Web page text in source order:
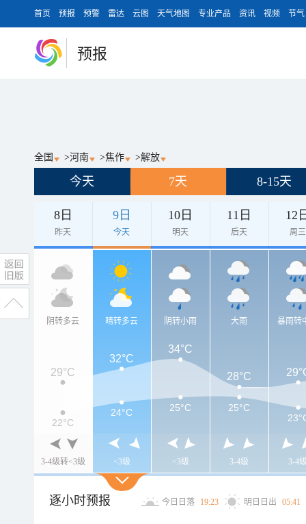
首页 预报 预警 雷达 云图 天气地图 专业产品 资讯 视频 节气
预报
全国 >河南 >焦作 >解放
今天 7天 8-15天
8日
昨天
9日
今天
10日
明天
11日
后天
12
周三
阴转多云
3-4级转<3级
晴转多云
<3级
阴转小雨
<3级
大雨
3-4级
暴雨转
3-4
29°C
32°C
34°C
28°C
22°C
24°C 25°C
25°C
逐小时预报 今日日落 19:23 明日日出 05:41